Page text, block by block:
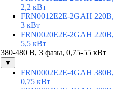
2,2 кВт
FRN0012E2E-2GAH 220В,
3 кВт
FRN0020E2E-2GAH 220В,
5,5 кВт
380-480 В, 3 фазы, 0,75-55 кВт
▼
FRN0002E2E-4GAH 380В,
0,75 кВт